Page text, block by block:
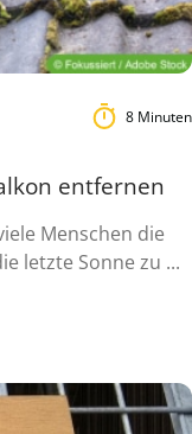
8 Minuten
entfernen
Menschen die
letzte Sonne zu ...